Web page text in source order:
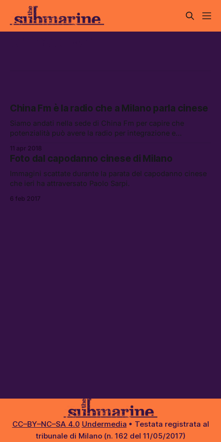
China Fm è la radio che a Milano parla cinese
Siamo andati nella sede di China Fm per capire che
potenzialità può avere la radio per integrazione e
11 apr 2018
Foto dal capodanno cinese di Milano
Immagini scattate durante la parata del capodanno cinese
che ieri ha attraversato Paolo Sarpi.
6 feb 2017
CC–BY–NC–SA 4.0 Undermedia • Testata registrata al
tribunale di Milano (n. 162 del 11/05/2017)